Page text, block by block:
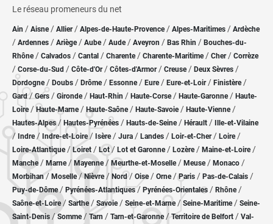
Le réseau promeneurs du net
Ain / Aisne/ Allier/ Alpes-de-Haute-Provence / Alpes-Maritimes / Ardèche
/ Ardennes / Ariège/ Aube/ Aude / Aveyron / Bas Rhin / Bouches-du-
Rhône/ Calvados / Cantal / Charente / Charente-Maritime/ Cher / Corrèze
/ Corse-du-Sud / Côte-d'Or / Côtes-d'Armor/ Creuse/ Deux Sèvres /
Dordogne/ Doubs / Drôme/ Essonne / Eure/ Eure-et-Loir / Finistère/
Gard/Gers / Gironde/ Haut-Rhin / Haute-Corse/ Haute-Garonne/ Haute-
Loire/Haute-Marne/ Haute-Saône/ Haute-Savoie/ Haute-Vienne/
Hautes-Alpes/ Hautes-Pyrénées / Hauts-de-Seine/ Hérault / Ille-et-Vilaine
/ Indre/ Indre-et-Loire/ Isère/ Jura / Landes / Loir-et-Cher/ Loire/
Loire-Atlantique/ Loiret / Lot/ Lot et Garonne/ Lozère / Maine-et-Loire/
Manche/ Marne/ Mayenne/ Meurthe-et-Moselle/ Meuse/ Monaco /
Morbihan/ Moselle/ Nièvre / Nord/ Oise / Orne/Paris / Pas-de-Calais /
Puy-de-Dôme/ Pyrénées-Atlantiques / Pyrénées-Orientales / Rhône/
Saône-et-Loire/ Sarthe/ Savoie/ Seine-et-Marne/ Seine-Maritime/ Seine-
Saint-Denis /Somme/ Tarn / Tarn-et-Garonne/Territoire de Belfort / Val-